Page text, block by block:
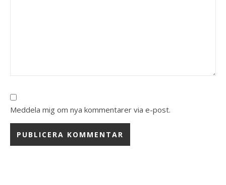
Meddela mig om nya kommentarer via e-post.